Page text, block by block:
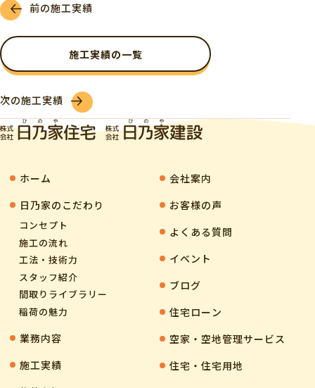
前の施工実績
施工実績の一覧
次の施工実績
ホーム
⽇乃家のこだわり
コンセプト
施工の流れ
工法・技術力
スタッフ紹介
間取りライブラリー
稲荷の魅力
業務内容
施工実績
会社案内
お客様の声
よくある質問
イベント
ブログ
住宅ローン
空家・空地管理サービス
住宅・住宅用地